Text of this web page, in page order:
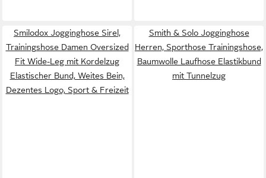
Smilodox Jogginghose Sirel,
Trainingshose Damen Oversized
Fit Wide-Leg mit Kordelzug
Elastischer Bund, Weites Bein,
Dezentes Logo, Sport & Freizeit
Smith & Solo Jogginghose
Herren, Sporthose Trainingshose,
Baumwolle Laufhose Elastikbund
mit Tunnelzug